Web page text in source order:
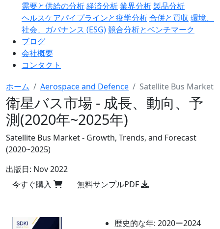
需要と供給の分析経済分析業界分析製品分析
ヘルスケアパイプラインと疫学分析合併と買収 環境、
社会、ガバナンス (ESG)競合分析とベンチマーク
ブログ
会社概要
コンタクト
ホーム Aerospace and Defence Satellite Bus Market
衛星バス市場 - 成長、動向、予
測(2020年~2025年)
Satellite Bus Market - Growth, Trends, and Forecast
(2020~2025)
出版日: Nov 2022
今すぐ購入
無料サンプルPDF
歴史的な年: 2020ー2024